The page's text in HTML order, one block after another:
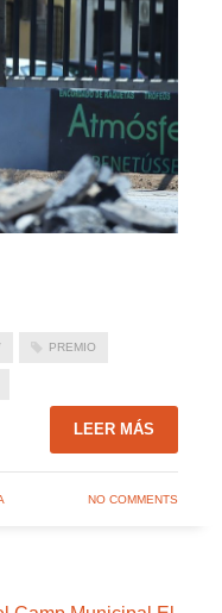
PREMIO
LEER MÁS
NO COMMENTS